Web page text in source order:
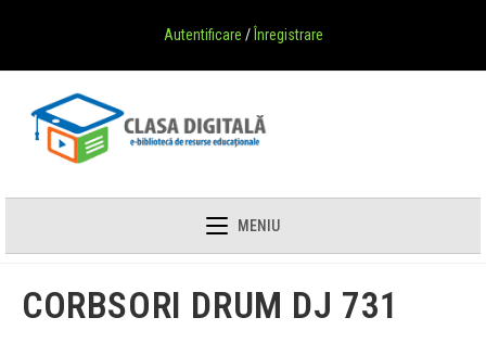
Autentificare / Înregistrare
MENIU
CORBSORI DRUM DJ 731